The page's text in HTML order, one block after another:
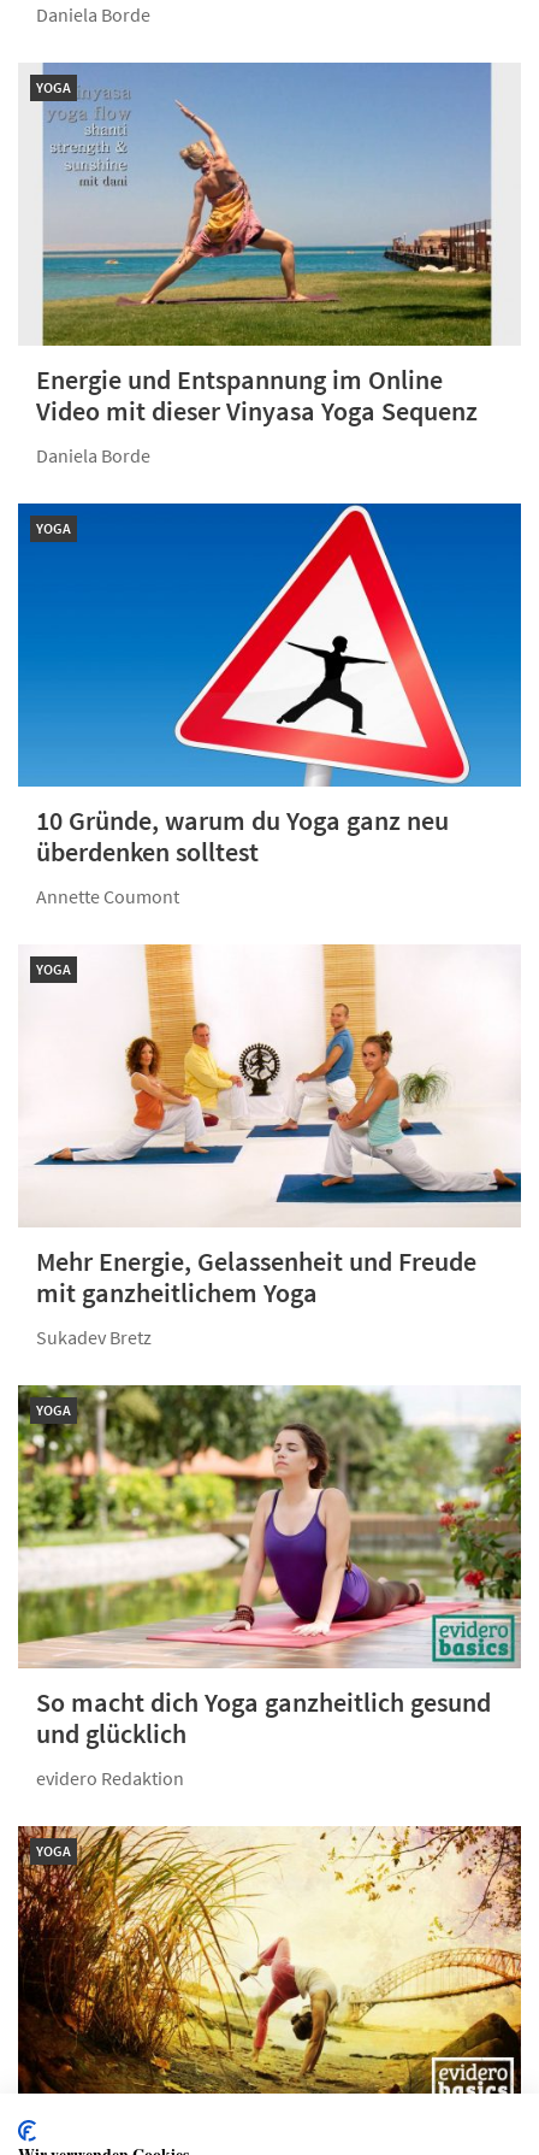
Daniela Borde
YOGA
Energie und Entspannung im Online
Video mit dieser Vinyasa Yoga Sequenz
Daniela Borde
YOGA
10 Gründe, warum du Yoga ganz neu
überdenken solltest
Annette Coumont
YOGA
Mehr Energie, Gelassenheit und Freude
mit ganzheitlichem Yoga
Sukadev Bretz
YOGA
So macht dich Yoga ganzheitlich gesund
und glücklich
evidero Redaktion
YOGA
So macht dich das Grundlagen-Yoga